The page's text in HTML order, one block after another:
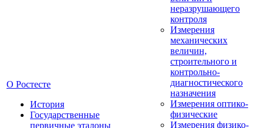
О Ростесте
История
Государственные
первичные эталоны
неразрушающего
контроля
Измерения
механических
величин,
строительного и
контрольно-
диагностического
назначения
Измерения оптико-
физические
Измерения физико-